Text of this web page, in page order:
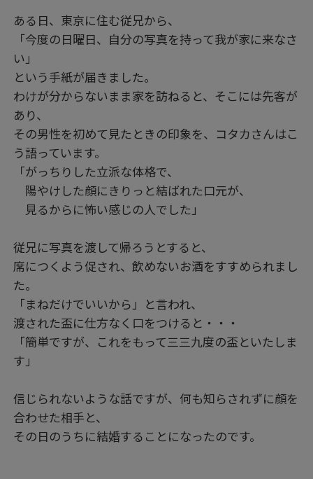
ある日、東京に住む従兄から、
「今度の日曜日、自分の写真を持って我が家に来なさ
い」
という手紙が届きました。
わけが分からないまま家を訪ねると、そこには先客が
あり、
その男性を初めて見たときの印象を、コタカさんはこ
う語っています。
「がっちりした立派な体格で、
陽やけした顔にきりっと結ばれた口元が、
見るからに怖い感じの人でした」
従兄に写真を渡して帰ろうとすると、
席につくよう促され、飲めないお酒をすすめられまし
た。
「まねだけでいいから」と言われ、
渡された盃に仕方なく口をつけると・・・
「簡単ですが、これをもって三三九度の盃といたしま
す」
信じられないような話ですが、何も知らされずに顔を
合わせた相手と、
その日のうちに結婚することになったのです。